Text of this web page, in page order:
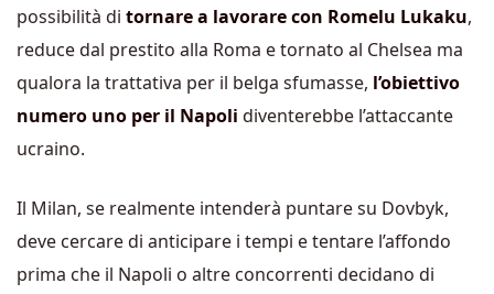
possibilità di tornare a lavorare con Romelu Lukaku,
reduce dal prestito alla Roma e tornato al Chelsea ma
qualora la trattativa per il belga sfumasse, l’obiettivo
numero uno per il Napoli diventerebbe l’attaccante
ucraino.
Il Milan, se realmente intenderà puntare su Dovbyk,
deve cercare di anticipare i tempi e tentare l’affondo
prima che il Napoli o altre concorrenti decidano di